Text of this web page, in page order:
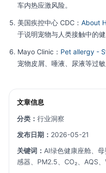
车内热应激风险。
美国疾控中心 CDC： About
于说明宠物与人类接触中的健
Mayo Clinic： Pet allergy -
宠物皮屑、唾液、尿液等过
文章信息
分类： 行业洞察
发布日期： 2026-05-21
关键词： AI绿色健康座舱、
感器、PM2.5、CO₂、AQS